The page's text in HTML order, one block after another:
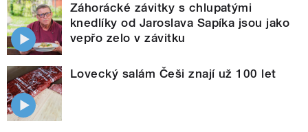
Záhorácké závitky s chlupatými
knedlíky od Jaroslava Sapíka jsou jako
vepřo zelo v závitku
Lovecký salám Češi znají už 100 let